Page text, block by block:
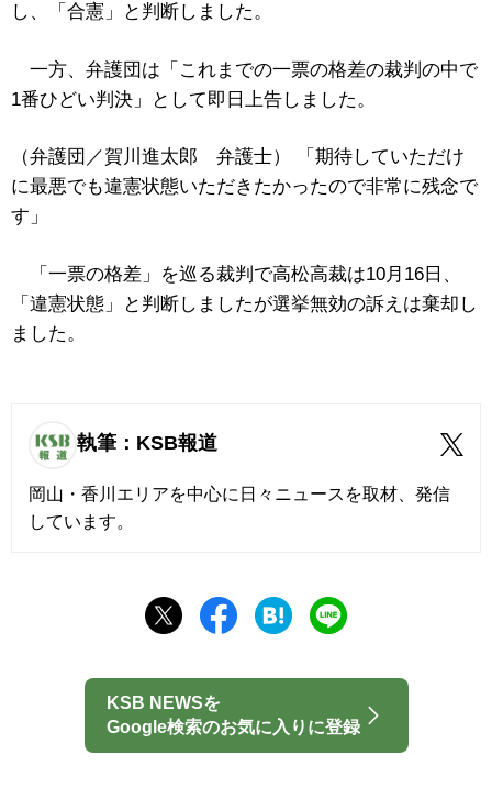
し、「合憲」と判断しました。
一方、弁護団は「これまでの一票の格差の裁判の中で
1番ひどい判決」として即日上告しました。
（弁護団／賀川進太郎 弁護士） 「期待していただけ
に最悪でも違憲状態いただきたかったので非常に残念で
す」
「一票の格差」を巡る裁判で高松高裁は10月16日、
「違憲状態」と判断しましたが選挙無効の訴えは棄却し
ました。
執筆：KSB報道
岡山・香川エリアを中心に日々ニュースを取材、発信
しています。
KSB NEWSを
Google検索のお気に入りに登録